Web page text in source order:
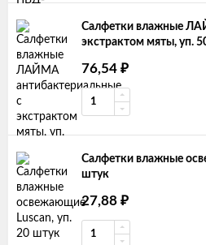
Салфетки влажные
экстрактом мяты, уп.
76,54 ₽
Салфетки влажные
штук
27,88 ₽